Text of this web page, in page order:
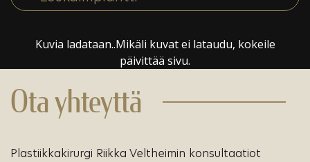
Kuvia ladataan..Mikäli kuvat ei lataudu, kokeile
päivittää sivu.
Ota yhteyttä
Plastiikkakirurgi Riikka Veltheimin konsultaatiot